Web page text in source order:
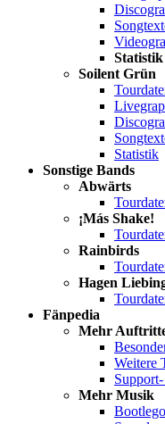
Statistik
Soilent Grün
Statistik
Sonstige Bands
Abwärts
¡Más Shake!
Rainbirds
Hagen
Fänpedia
Mehr
Weitere
Mehr Musik